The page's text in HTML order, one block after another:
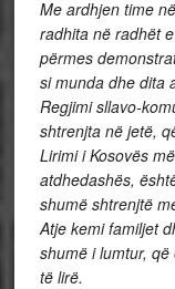
Me ardhjen time
radhita në radhët
përmes
si munda dhe dita
Regjimi sllavo-
shtrenjta në jetë,
Lirimi i Kosovës
atdhedashës,
shumë shtrenjtë
Atje kemi familjet
shumë i lumtur, që
të lirë.